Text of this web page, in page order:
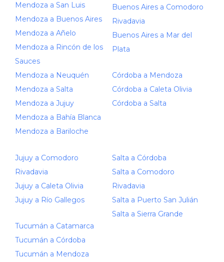
Mendoza a San Luis
Mendoza a Buenos Aires
Mendoza a Añelo
Mendoza a Rincón de los
Sauces
Mendoza a Neuquén
Mendoza a Salta
Mendoza a Jujuy
Mendoza a Bahía Blanca
Mendoza a Bariloche
Buenos Aires a Comodoro
Rivadavia
Buenos Aires a Mar del
Plata
Córdoba a Mendoza
Córdoba a Caleta Olivia
Córdoba a Salta
Jujuy a Comodoro
Rivadavia
Jujuy a Caleta Olivia
Jujuy a Río Gallegos
Tucumán a Catamarca
Tucumán a Córdoba
Tucumán a Mendoza
Salta a Córdoba
Salta a Comodoro
Rivadavia
Salta a Puerto San Julián
Salta a Sierra Grande